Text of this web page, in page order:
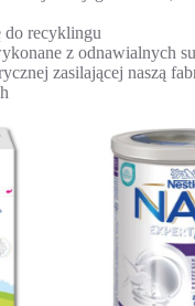
do recyklingu
z odnawialnych
zasilającej naszą